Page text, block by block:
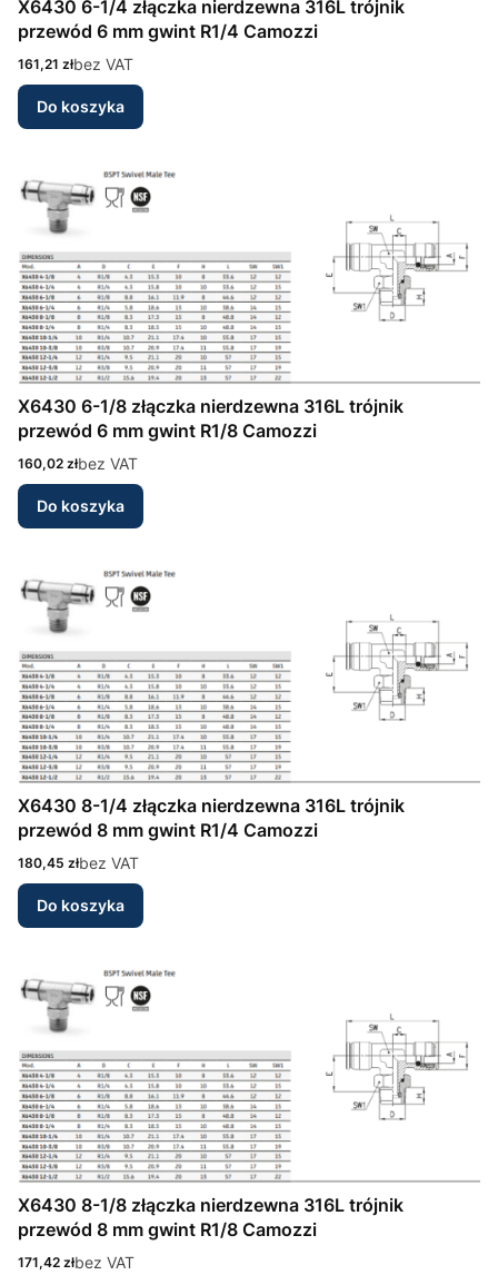
X6430 6-1/4 złączka nierdzewna 316L trójnik
przewód 6 mm gwint R1/4 Camozzi
Cena
161,21 złbez VAT
Do koszyka
X6430 6-1/8 złączka nierdzewna 316L trójnik
przewód 6 mm gwint R1/8 Camozzi
Cena
160,02 złbez VAT
Do koszyka
X6430 8-1/4 złączka nierdzewna 316L trójnik
przewód 8 mm gwint R1/4 Camozzi
Cena
180,45 złbez VAT
Do koszyka
X6430 8-1/8 złączka nierdzewna 316L trójnik
przewód 8 mm gwint R1/8 Camozzi
Cena
171,42 złbez VAT